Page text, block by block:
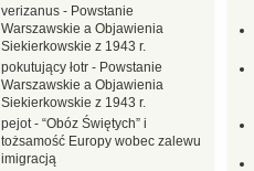
verizanus - Powstanie
Warszawskie a Objawienia
Siekierkowskie z 1943 r.
pokutujący łotr - Powstanie
Warszawskie a Objawienia
Siekierkowskie z 1943 r.
pejot- “Obóz Świętych” i
tożsamość Europy wobec zalewu
imigracją